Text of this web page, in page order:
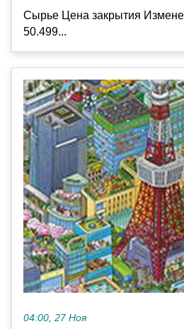
Сырье Цена закрытия
50.499...
04:00, 27 Ноя